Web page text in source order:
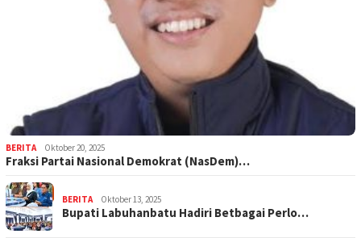
BERITA Oktober 20, 2025
Fraksi Partai Nasional Demokrat (NasDem)…
BERITA Oktober 13, 2025
Bupati Labuhanbatu Hadiri Betbagai Perlo…